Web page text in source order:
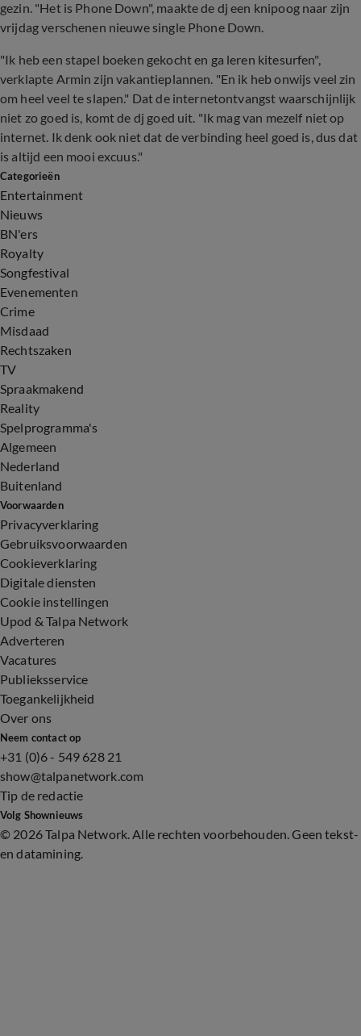
gezin. "Het is Phone Down", maakte de dj een knipoog naar zijn
vrijdag verschenen nieuwe single Phone Down.
"Ik heb een stapel boeken gekocht en ga leren kitesurfen",
verklapte Armin zijn vakantieplannen. "En ik heb onwijs veel zin
om heel veel te slapen." Dat de internetontvangst waarschijnlijk
niet zo goed is, komt de dj goed uit. "Ik mag van mezelf niet op
internet. Ik denk ook niet dat de verbinding heel goed is, dus dat
is altijd een mooi excuus."
Categorieën
Entertainment
Nieuws
BN'ers
Royalty
Songfestival
Evenementen
Crime
Misdaad
Rechtszaken
TV
Spraakmakend
Reality
Spelprogramma's
Algemeen
Nederland
Buitenland
Voorwaarden
Privacyverklaring
Gebruiksvoorwaarden
Cookieverklaring
Digitale diensten
Cookie instellingen
Upod & Talpa Network
Adverteren
Vacatures
Publieksservice
Toegankelijkheid
Over ons
Neem contact op
+31 (0)6 - 549 628 21
show@talpanetwork.com
Tip de redactie
Volg Shownieuws
© 2026 Talpa Network. Alle rechten voorbehouden. Geen tekst-
en datamining.